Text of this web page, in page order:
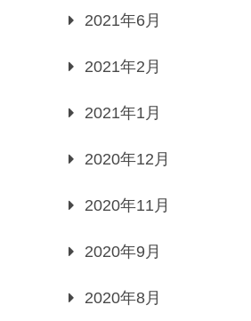
2021年6月
2021年2月
2021年1月
2020年12月
2020年11月
2020年9月
2020年8月